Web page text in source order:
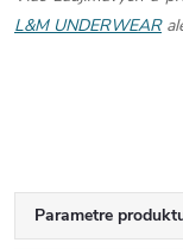
L&M UNDERWEAR
Parametre